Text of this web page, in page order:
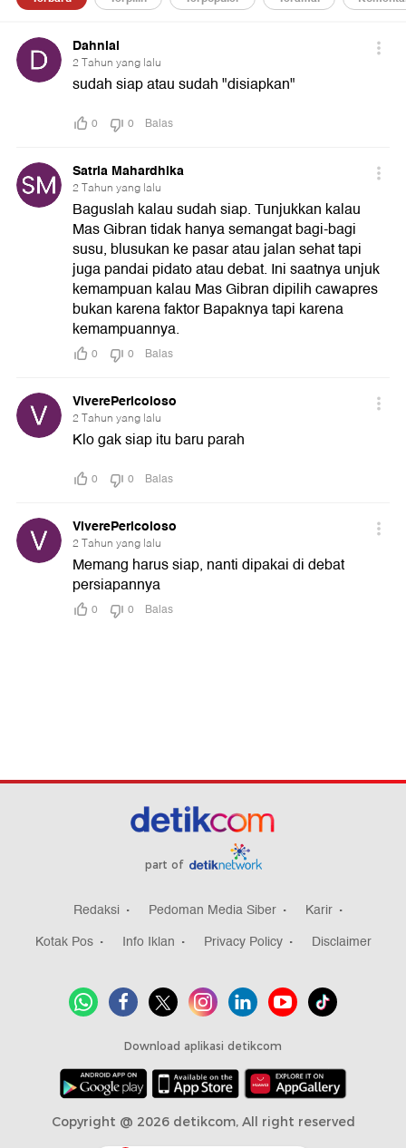
part of
Redaksi Pedoman Media Siber
Karir
Kotak Pos
Info Iklan Privacy Policy Disclaimer
Download aplikasi detikcom
Copyright @ 2026 detikcom, All right reserved